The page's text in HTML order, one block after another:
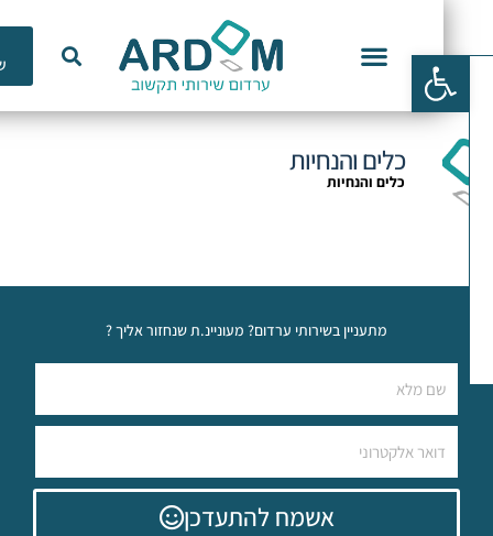
פתח סרגל נגישות
כלים והנחיות
כלים והנחיות
מתעניין בשירותי ערדום? מעוניינ.ת שנחזור אליך ?
אשמח להתעדכן